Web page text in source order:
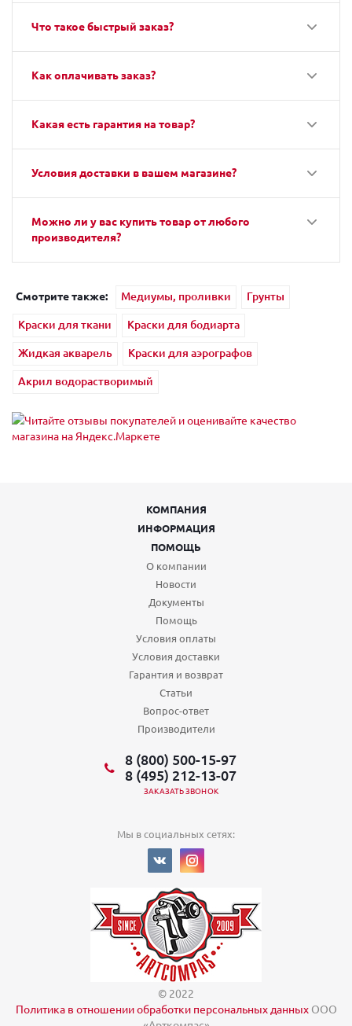
Что такое быстрый заказ?
Как оплачивать заказ?
Какая есть гарантия на товар?
Условия доставки в вашем магазине?
Можно ли у вас купить товар от любого
производителя?
Смотрите также: Медиумы, проливки
Грунты
Краски для ткани
Краски для бодиарта
Жидкая акварель
Краски для аэрографов
Акрил водорастворимый
КОМПАНИЯ
ИНФОРМАЦИЯ
ПОМОЩЬ
О компании
Новости
Документы
Помощь
Условия оплаты
Условия доставки
Гарантия и возврат
Статьи
Вопрос-ответ
Производители
8 (800) 500-15-97
8 (495) 212-13-07
ЗАКАЗАТЬ ЗВОНОК
Мы в социальных сетях:
© 2022
Политика в отношении обработки персональных данныхООО